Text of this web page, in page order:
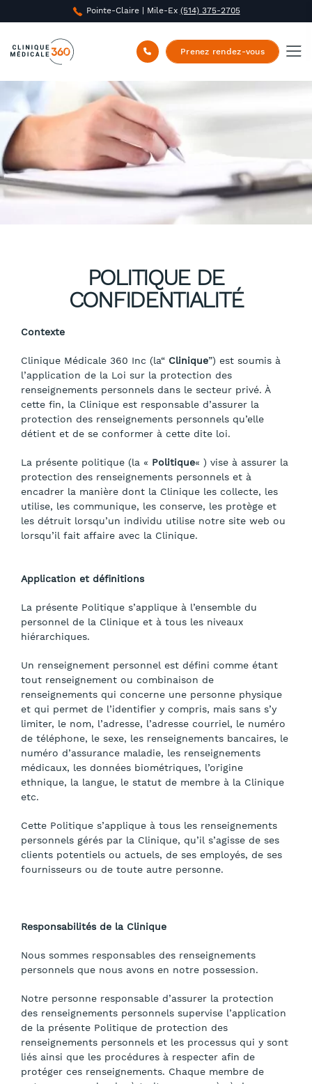
Pointe-Claire | Mile-Ex (514) 375-2705
Prenez rendez-vous
POLITIQUE DE
CONFIDENTIALITÉ
Contexte
Clinique Médicale 360 Inc (la“ Clinique”) est soumis à
l’application de la Loi sur la protection des
renseignements personnels dans le secteur privé. À
cette fin, la Clinique est responsable d’assurer la
protection des renseignements personnels qu’elle
détient et de se conformer à cette dite loi.
La présente politique (la « Politique« ) vise à assurer la
protection des renseignements personnels et à
encadrer la manière dont la Clinique les collecte, les
utilise, les communique, les conserve, les protège et
les détruit lorsqu’un individu utilise notre site web ou
lorsqu’il fait affaire avec la Clinique.
Application et définitions
La présente Politique s’applique à l’ensemble du
personnel de la Clinique et à tous les niveaux
hiérarchiques.
Un renseignement personnel est défini comme étant
tout renseignement ou combinaison de
renseignements qui concerne une personne physique
et qui permet de l’identifier y compris, mais sans s’y
limiter, le nom, l’adresse, l’adresse courriel, le numéro
de téléphone, le sexe, les renseignements bancaires, le
numéro d’assurance maladie, les renseignements
médicaux, les données biométriques, l’origine
ethnique, la langue, le statut de membre à la Clinique
etc.
Cette Politique s’applique à tous les renseignements
personnels gérés par la Clinique, qu’il s’agisse de ses
clients potentiels ou actuels, de ses employés, de ses
fournisseurs ou de toute autre personne.
Responsabilités de la Clinique
Nous sommes responsables des renseignements
personnels que nous avons en notre possession.
Notre personne responsable d’assurer la protection
des renseignements personnels supervise l’application
de la présente Politique de protection des
renseignements personnels et les processus qui y sont
liés ainsi que les procédures à respecter afin de
protéger ces renseignements. Chaque membre de